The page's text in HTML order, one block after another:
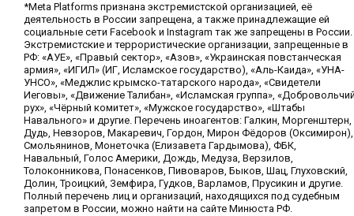
*Meta Platforms признана экстремистской организацией, её
деятельность в России запрещена, а также принадлежащие ей
социальные сети Facebook и Instagram так же запрещены в России.
Экстремистские и террористические организации, запрещенные в
РФ: «АУЕ», «Правый сектор», «Азов», «Украинская повстанческая
армия», «ИГИЛ» (ИГ, Исламское государство), «Аль-Каида», «УНА-
УНСО», «Меджлис крымско-татарского народа», «Свидетели
Иеговы», «Движение Талибан», «Исламская группа»,
рух», «Чёрный комитет», «Мужское государство», «Штабы
Навального» и другие. Перечень иноагентов: Галкин, Моргенштерн,
Дудь, Невзоров, Макаревич, Гордон, Мирон Фёдоров (Оксимирон),
Смольянинов, Монеточка (Елизавета Гардымова), ФБК,
Навальный, Голос Америки, Дождь, Медуза, Верзилов,
Толоконникова, Понасенков, Пивоваров, Быков, Шац, Глуховский,
Долин, Троицкий, Земфира, Гудков, Варламов, Прусикин и другие.
Полный перечень лиц и организаций, находящихся под судебным
запретом в России, можно найти на сайте Минюста РФ.